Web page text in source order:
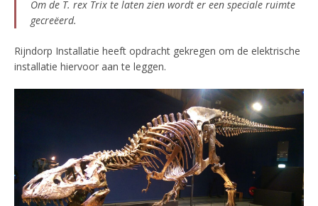
Om de T. rex Trix te laten zien wordt er een speciale ruimte
gecreëerd.
Rijndorp Installatie heeft opdracht gekregen om de elektrische
installatie hiervoor aan te leggen.